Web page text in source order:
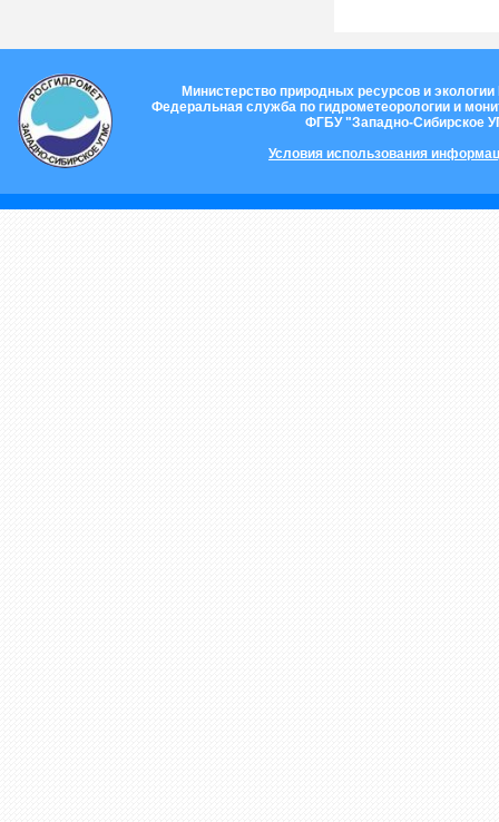
Министерство природных ресурсов и
Федеральная служба по гидрометеорологии и
ФГБУ "Западно-Сибирское
Условия использования